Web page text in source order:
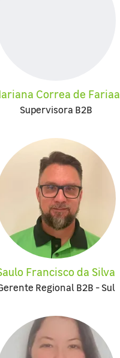
Correa de Fariaa
Supervisora B2B
Francisco da Silva
Regional B2B - Sul